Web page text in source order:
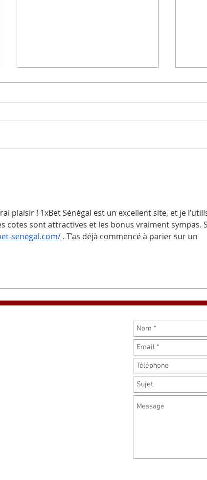
plaisir ! 1xBet Sénégal est un excellent site, et je
cotes sont attractives et les bonus vraiment sympas.
senegal.com/ . T’as déjà commencé à parier sur un